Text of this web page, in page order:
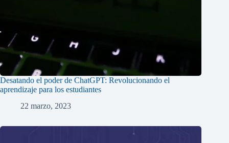
Desatando el poder de ChatGPT: Revolucionando el
aprendizaje para los estudiantes
22 marzo, 2023